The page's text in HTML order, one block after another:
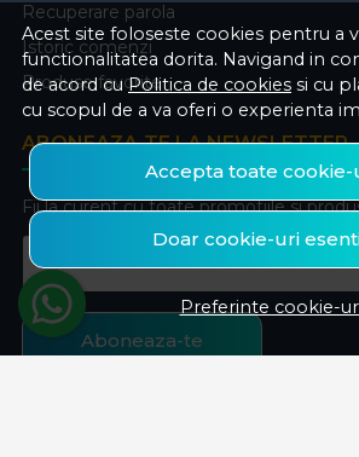
Acest site foloseste cookies pentru a
functionalitatea dorita. Navigand in
de acord cuPolitica de cookies si cu
cu scopul de a va oferi o experienta
Accepta toate cookie-
Doar cookie-uri
Preferinte cookie-
Recuperare parola
Istoric comenzi
Produse favorite
ABONEAZA-TE LA NEWSLETTER
Fii la curent cu toate promotiile si
Email
Aboneaza-te